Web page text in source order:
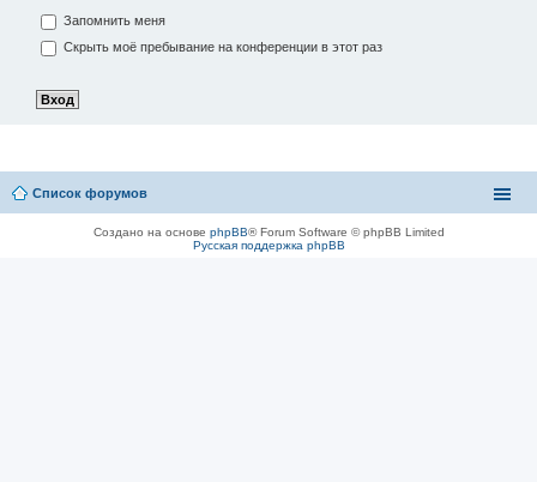
Запомнить меня
Скрыть моё пребывание на конференции в этот раз
Список форумов
Создано на основе phpBB® Forum Software © phpBB Limited
Русская поддержка phpBB